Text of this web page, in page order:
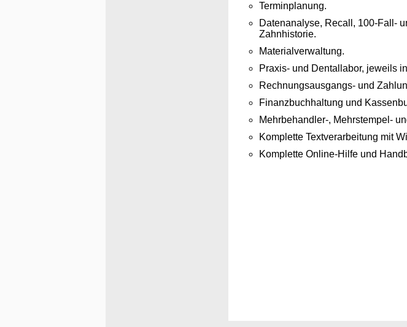
Terminplanung.
Datenanalyse, Recall, 100-Fall-
Zahnhistorie.
Materialverwaltung.
Praxis- und Dentallabor, jeweils
Rechnungsausgangs- und
Finanzbuchhaltung und
Mehrbehandler-, Mehrstempel-
Komplette Textverarbeitung mit
Komplette Online-Hilfe und